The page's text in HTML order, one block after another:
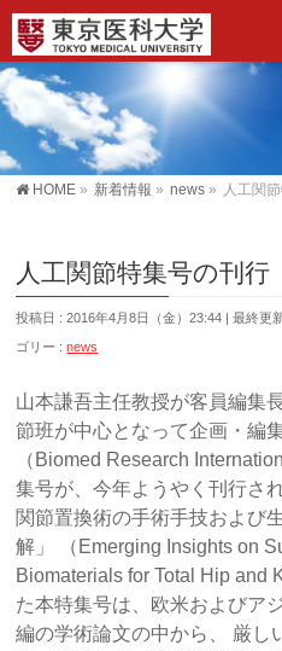
HOME » 新着情報 » news » 人工関
人工関節特集号の刊行
投稿日 : 2016年4月8日（金）23:44 最終更
ゴリー :news
山本謙吾主任教授が客員編集
節班が中心となって企画・編
（Biomed Research
集号が、今年ようやく刊行さ
関節置換術の手術手技および
解」 （Emerging Insights on
Biomaterials for Total Hip and
た本特集号は、欧米およびア
編の学術論文の中から、 厳し